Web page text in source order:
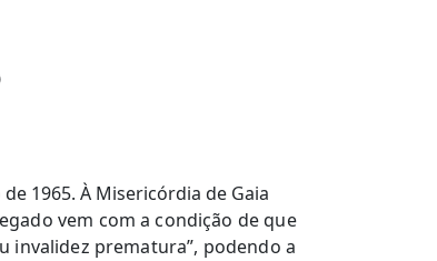
1965. À Misericórdia de Gaia
vem com a condição de que
invalidez prematura”, podendo a